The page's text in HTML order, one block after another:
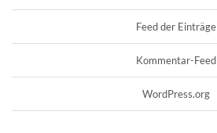
Feed der Einträge
Kommentar-Feed
WordPress.org